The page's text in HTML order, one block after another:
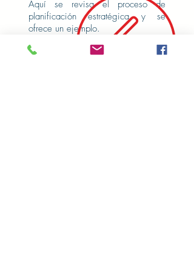
Aquí se revisa el proceso de
planificación estratégica y se
ofrece un ejemplo.
Acceder